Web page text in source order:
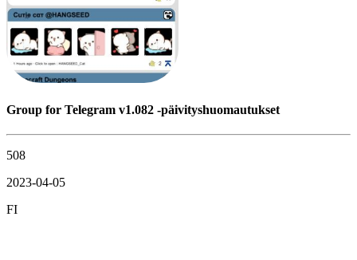
Group for Telegram v1.082 -päivityshuomautukset
508
2023-04-05
FI